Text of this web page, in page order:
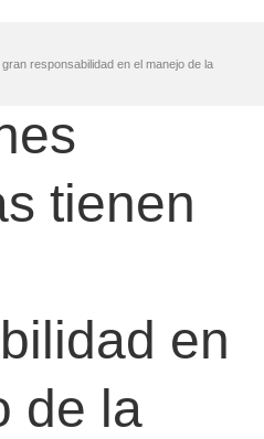
responsabilidad en el manejo de la
tienen
en
de la